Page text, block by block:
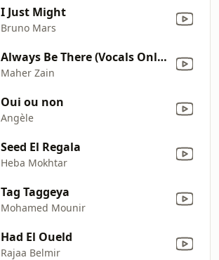
I Just Might
Bruno Mars
Always Be There (Vocals Only Version)
Maher Zain
Oui ou non
Angèle
Seed El Regala
Heba Mokhtar
Tag Taggeya
Mohamed Mounir
Had El Oueld
Rajaa Belmir